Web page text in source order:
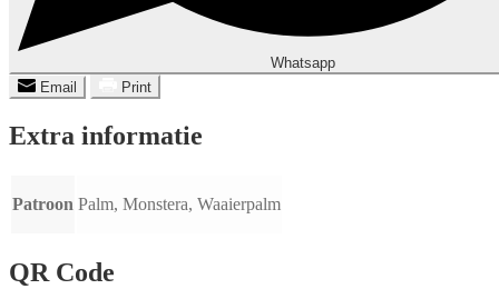
Whatsapp
Email
Print
Extra informatie
Patroon Palm, Monstera, Waaierpalm
QR Code